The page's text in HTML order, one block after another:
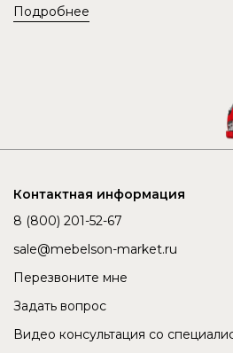
Подробнее
Контактная информация
8 (800) 201-52-67
sale@mebelson-market.ru
Перезвоните мне
Задать вопрос
Видео консультация со